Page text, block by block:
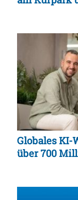
Globales KI-
über 700